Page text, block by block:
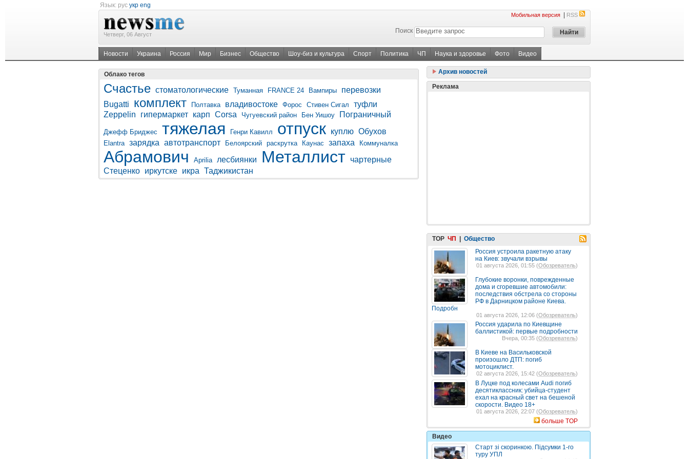
Язык: рус укр eng
Четверг, 06 Август
Мобильная версия RSS
Поиск
Новости Украина Россия Мир Бизнес Общество Шоу-биз и культура Спорт Политика ЧП Наука и здоровье Фото Видео
Облако тегов
Счастье стоматологические Туманная FRANCE 24 Вампиры
перевозки
Bugatti
комплект Полтавка владивостоке Форос Стивен Сигал
туфли
Zeppelin
гипермаркет карп Corsa Чугуевский район Бен Уишоу Пограничный
Джефф Бриджес тяжелая Генри Кавилл отпуск куплю Обухов
Elantra зарядка автотранспорт Белоярский раскрутка Каунас запаха Коммуналка
Абрамович Aprilia лесбиянки Металлист чартерные
Стеценко иркутске икра Таджикистан
Архив новостей
Реклама
TOP ЧП
Общество
Россия устроила ракетную атаку
на Киев: звучали взрывы
01 августа 2026, 01:55 (Обозреватель)
Глубокие воронки, поврежденные
дома и сгоревшие автомобили:
последствия обстрела со стороны
РФ в Дарницком районе Киева.
Подробн
01 августа 2026, 12:06 (Обозреватель)
Россия ударила по Киевщине
баллистикой: первые подробности
Вчера, 00:35 (Обозреватель)
В Киеве на Васильковской
произошло ДТП: погиб
мотоциклист.
02 августа 2026, 15:42 (Обозреватель)
В Луцке под колесами Audi погиб
десятиклассник: убийца-студент
ехал на красный свет на бешеной
скорости. Видео 18+
01 августа 2026, 22:07 (Обозреватель)
больше TOP
Видео
Старт зі скоринкою. Підсумки 1-го
туру УПЛ